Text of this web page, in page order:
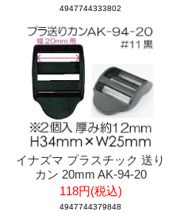
4947744333802
イナズマ プラスチック 送り
カン 20mm AK-94-20
118円(税込)
4947744379848